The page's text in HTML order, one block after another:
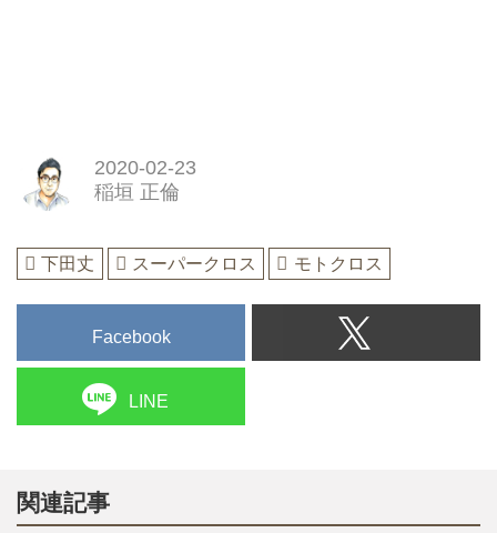
2020-02-23
稲垣 正倫
下田丈 スーパークロス モトクロス
Facebook
LINE
関連記事